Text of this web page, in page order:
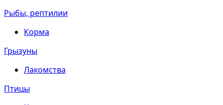
Рыбы, рептилии
Корма
Грызуны
Лакомства
Птицы